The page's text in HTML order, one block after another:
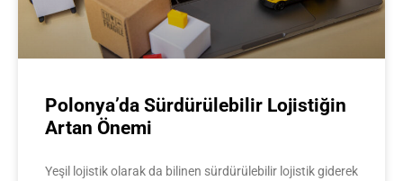
Polonya’da Sürdürülebilir Lojistiğin
Artan Önemi
Yeşil lojistik olarak da bilinen sürdürülebilir lojistik giderek